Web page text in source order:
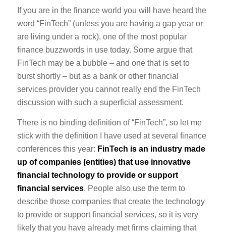
If you are in the finance world you will have heard the
word “FinTech” (unless you are having a gap year or
are living under a rock), one of the most popular
finance buzzwords in use today. Some argue that
FinTech may be a bubble – and one that is set to
burst shortly – but as a bank or other financial
services provider you cannot really end the FinTech
discussion with such a superficial assessment.
There is no binding definition of “FinTech”, so let me
stick with the definition I have used at several finance
conferences this year: FinTech is an industry made
up of companies (entities) that use innovative
financial technology to provide or support
financial services. People also use the term to
describe those companies that create the technology
to provide or support financial services, so it is very
likely that you have already met firms claiming that